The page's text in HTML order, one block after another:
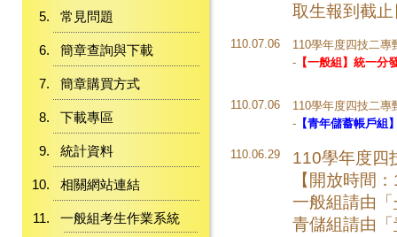
常見問題
簡章查詢與下載
簡章購買方式
下載專區
統計資料
相關網站連結
一般組考生作業系統
取生報到截
110.07.06
110學年度四技二專
- 【一般組】統一分
110.07.06
110學年度四技二專
- 【青年儲蓄帳戶組
110.06.29
110學年度四
【開放時間
一般組請由「
青儲組請由「